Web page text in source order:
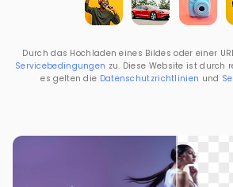
Durch das Hochladen eines Bildes oder einer
Servicebedingungen zu. Diese Website ist durch
es gelten die Datenschutzrichtlinien und